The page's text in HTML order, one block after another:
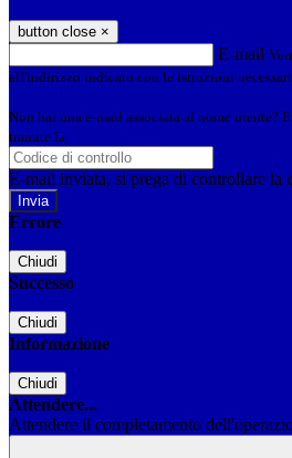
button close ×
E-mail
all'indirizzo indicato con le istruzioni
Non hai una e-mail associata al nome utente?
tramite la
E-mail inviata, si prega di controllare la
Errore
Chiudi
Successo
Chiudi
Informazione
Chiudi
Attendere...
Attendere il completamento